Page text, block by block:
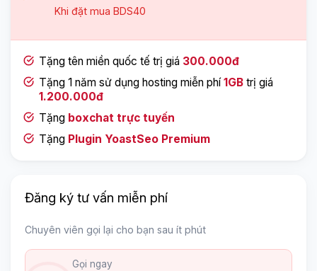
Khi đặt mua BDS40
Tặng tên miền quốc tế trị giá 300.000đ
Tặng 1 năm sử dụng hosting miễn phí1GB trị giá
1.200.000đ
Tặng boxchat trực tuyến
Tặng Plugin YoastSeo Premium
Đăng ký tư vấn miễn phí
Chuyên viên gọi lại cho bạn sau ít phút
Gọi ngay